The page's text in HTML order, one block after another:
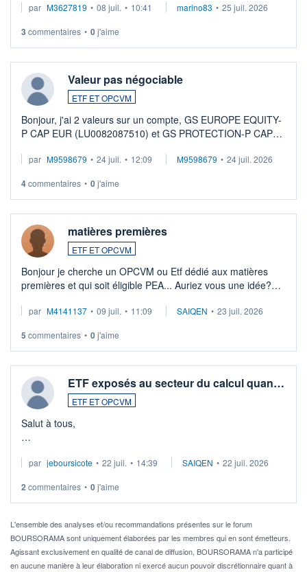
par M3627819 • 08 juil. • 10:41 marino83 • 25 juil. 2026
3 commentaires • 0j'aime
Valeur pas négociable
ETF ET OPCVM
Bonjour, j'ai 2 valeurs sur un compte, GS EUROPE EQUITY-
P CAP EUR (LU0082087510) et GS PROTECTION-P CAP
veux procéder à la vente, on me signale ...
par M9598679 • 24 juil. • 12:09 M9598679 • 24 juil. 2026
4commentaires • 0j'aime
matières premières
ETF ET OPCVM
Bonjour je cherche un OPCVM ou Etf dédié aux matières
premières et qui soit éligible PEA... Auriez vous une idée?
par M4141137 • 09 juil. • 11:09 SAIQEN • 23 juil. 2026
5 commentaires • 0j'aime
ETF exposés au secteur du calcul quan…
ETF ET OPCVM
Salut à tous,
via un ETF plutôt que des actions individuelles.
Idéalement, je voudrais qu'il soit éligible au PEA.
Pour l' ...
par jeboursicote • 22 juil. • 14:39 SAIQEN • 22 juil. 2026
2 commentaires • 0j'aime
L'ensemble des analyses et/ou recommandations présentes sur le forum
BOURSORAMA sont uniquement élaborées par les membres qui en sont émetteurs.
Agissant exclusivement en qualité de canal de diffusion, BOURSORAMA n'a participé
en aucune manière à leur élaboration ni exercé aucun pouvoir discrétionnaire quant à